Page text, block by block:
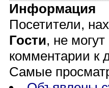
Информация
Посетители,
Гости, не
комментарии к
Самые